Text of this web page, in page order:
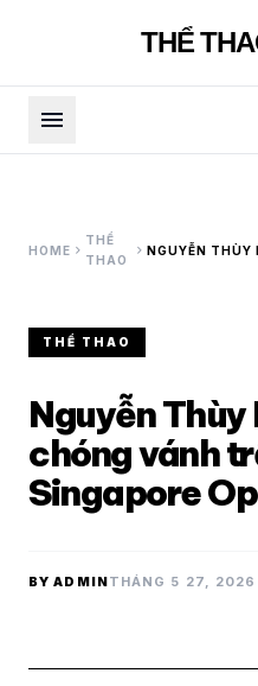
THỂ
menu
HOME chevron_right
THỂ
THAO
chevron_right NGUYỄN THÙY
THỂ THAO
Nguyễn
chóng vánh
Singapore
BY ADMINTHÁNG 5 27, 2026